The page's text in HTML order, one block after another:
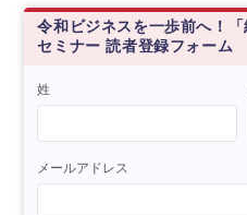
令和ビジネスを一歩前へ！
セミナー 読者登録フォーム
姓
メールアドレス